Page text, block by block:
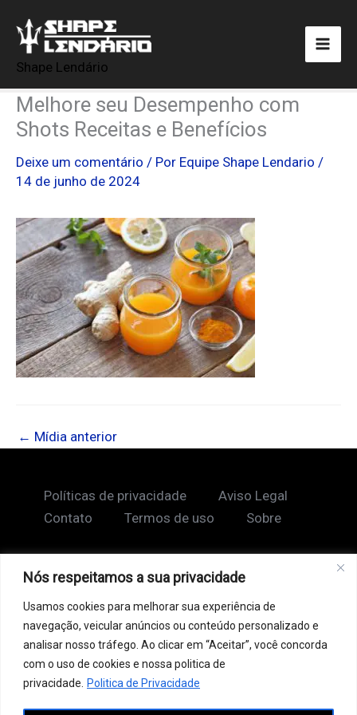
Nós respeitamos a sua privacidade
Usamos cookies para melhorar sua experiência de
navegação, veicular anúncios ou conteúdo personalizado e
analisar nosso tráfego. Ao clicar em “Aceitar”, você concorda
com o uso de cookies e nossa politica de
privacidade. Politica de Privacidade
para
conteúdo
Shape Lendário
Melhore seu Desempenho com
Shots Receitas e Benefícios
Deixe um comentário / Por Equipe Shape Lendario /
14 de junho de 2024
← Mídia anterior
Políticas de privacidade
Aviso Legal
Contato
Termos de uso Sobre
Ao acessar este site, você concorda com nossos
Termos de Uso e Política de Privacidade. Este site
pode conter links patrocinados, incluindo do Google
AdSense, e links de afiliados. Podemos receber uma
comissão por vendas feitas através desses links. o